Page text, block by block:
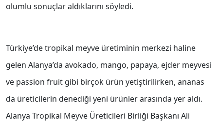
olumlu sonuçlar aldıklarını söyledi.
Türkiye’de tropikal meyve üretiminin merkezi haline
gelen Alanya’da avokado, mango, papaya, ejder meyvesi
ve passion fruit gibi birçok ürün yetiştirilirken, ananas
da üreticilerin denediği yeni ürünler arasında yer aldı.
Alanya Tropikal Meyve Üreticileri Birliği Başkanı Ali